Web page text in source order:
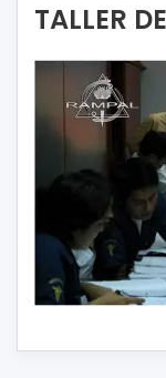
TALLER